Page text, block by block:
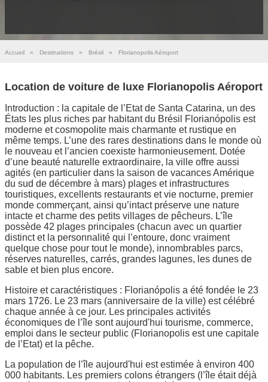
Accueil » Destinations » Brésil » Florianopolis Aéroport
Location de voiture de luxe Florianopolis Aéroport
Introduction : la capitale de l’Etat de Santa Catarina, un des
États les plus riches par habitant du Brésil Florianópolis est
moderne et cosmopolite mais charmante et rustique en
même temps. L’une des rares destinations dans le monde où
le nouveau et l’ancien coexiste harmonieusement. Dotée
d’une beauté naturelle extraordinaire, la ville offre aussi
agités (en particulier dans la saison de vacances Amérique
du sud de décembre à mars) plages et infrastructures
touristiques, excellents restaurants et vie nocturne, premier
monde commerçant, ainsi qu’intact préserve une nature
intacte et charme des petits villages de pêcheurs. L’île
possède 42 plages principales (chacun avec un quartier
distinct et la personnalité qui l’entoure, donc vraiment
quelque chose pour tout le monde), innombrables parcs,
réserves naturelles, carrés, grandes lagunes, les dunes de
sable et bien plus encore.
Histoire et caractéristiques : Florianópolis a été fondée le 23
mars 1726. Le 23 mars (anniversaire de la ville) est célébré
chaque année à ce jour. Les principales activités
économiques de l’île sont aujourd'hui tourisme, commerce,
emploi dans le secteur public (Florianopolis est une capitale
de l’Etat) et la pêche.
La population de l’île aujourd'hui est estimée à environ 400
000 habitants. Les premiers colons étrangers (l’île était déjà